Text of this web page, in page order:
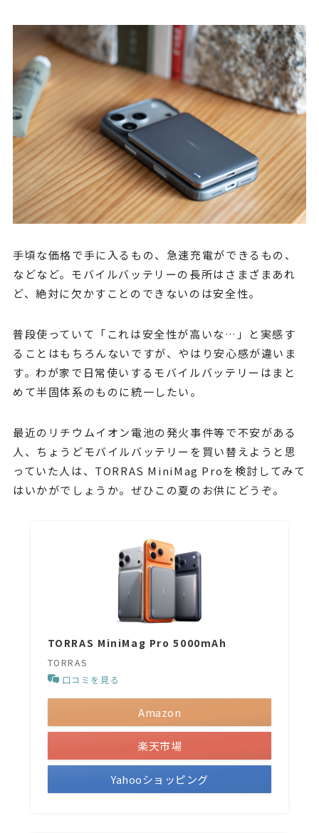
手頃な価格で手に入るもの、急速充電ができるもの、
などなど。モバイルバッテリーの長所はさまざまあれ
ど、絶対に欠かすことのできないのは安全性。
普段使っていて「これは安全性が高いな…」と実感す
ることはもちろんないですが、やはり安心感が違いま
す。わが家で日常使いするモバイルバッテリーはまと
めて半固体系のものに統一したい。
最近のリチウムイオン電池の発火事件等で不安がある
人、ちょうどモバイルバッテリーを買い替えようと思
っていた人は、TORRAS MiniMag Proを検討してみて
はいかがでしょうか。ぜひこの夏のお供にどうぞ。
TORRAS MiniMag Pro 5000mAh
TORRAS
口コミを見る
Amazon
楽天市場
Yahooショッピング